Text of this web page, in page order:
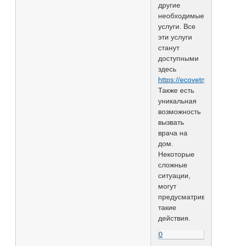
другие
необходимые
услуги. Все
эти услуги
станут
доступными
здесь
https://
Также есть
уникальная
возможность
вызвать
врача на
дом.
Некоторые
сложные
ситуации,
могут
предусматривать
такие
действия.
0